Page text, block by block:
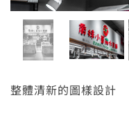
整體清新的圖樣設計